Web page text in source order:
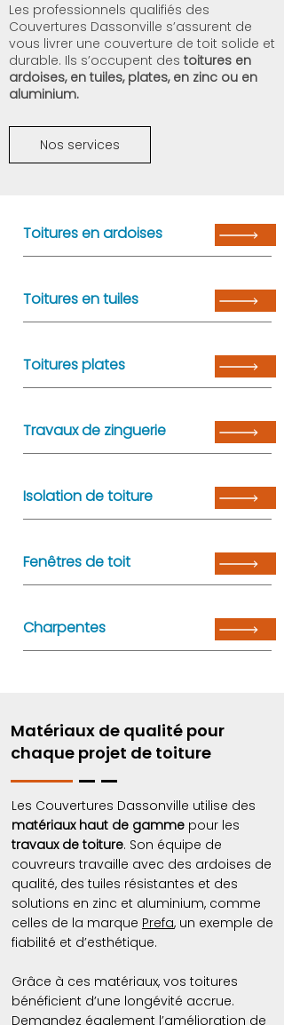
Les professionnels qualifiés des
Couvertures Dassonville s’assurent de
vous livrer une couverture de toit solide et
durable. Ils s’occupent des toitures en
ardoises, en tuiles, plates, en zinc ou en
aluminium.
Nos services
Toitures en ardoises
Toitures en tuiles
Toitures plates
Travaux de zinguerie
Isolation de toiture
Fenêtres de toit
Charpentes
Matériaux de qualité pour
chaque projet de toiture
Les Couvertures Dassonville utilise des
matériaux haut de gamme pour les
travaux de toiture. Son équipe de
couvreurs travaille avec des ardoises de
qualité, des tuiles résistantes et des
solutions en zinc et aluminium, comme
celles de la marque Prefa, un exemple de
fiabilité et d’esthétique.
Grâce à ces matériaux, vos toitures
bénéficient d’une longévité accrue.
Demandez également l’amélioration de